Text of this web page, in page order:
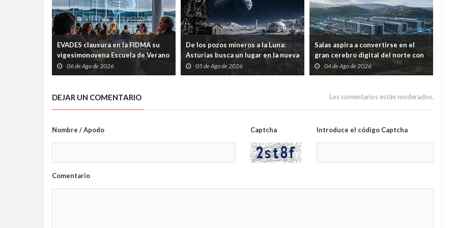
EVADES clausura en la FIDMA su
vigesimonovena Escuela de Verano
con una mesa redonda abierta
sobre pensamiento crítico y
06 de Ago de 2026
De los pozos mineros a la Luna:
Asturias busca un lugar en la nueva
carrera espacial
05 de Ago de 2026
Salas aspira a convertirse en el
gran cerebro digital del norte con
una inversión de 1.226 millones
04 de Ago de 2026
DEJAR UN COMENTARIO Los comentarios están moderados.
Nombre / Apodo Captcha Introduce el código Captcha
Comentario